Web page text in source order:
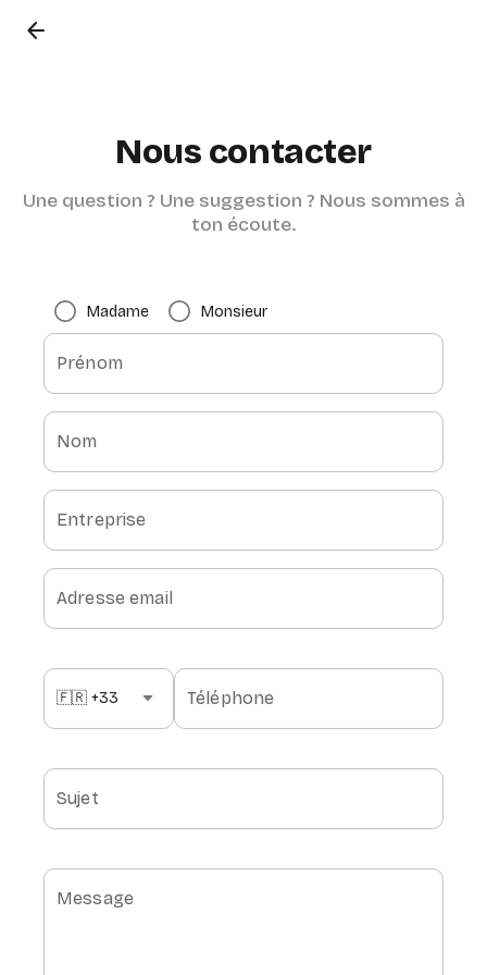
arrow_back
Nous contacter
Une question ? Une suggestion ? Nous sommes à
ton écoute.
Madame Monsieur
Prénom
Nom
Entreprise
Adresse email
arrow_drop_down Téléphone
Sujet
Message